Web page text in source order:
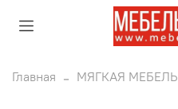
Главная МЯГКАЯ МЕБЕЛЬ